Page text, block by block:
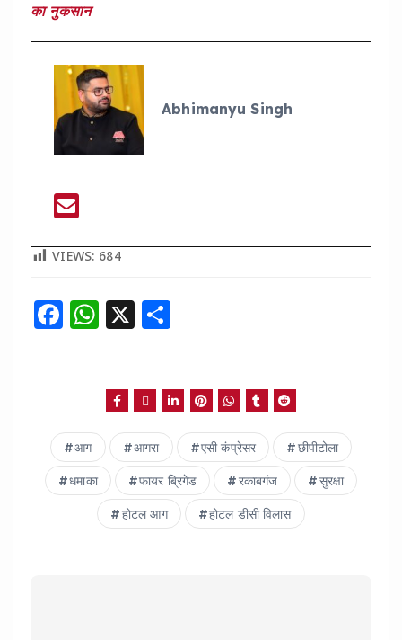
का नुकसान
Abhimanyu Singh
VIEWS: 684
F
c
b
o
o
W
a
ts
A
p
p
X
a
re
आग आगरा एसी कंप्रेसर छीपीटोला
धमाका फायर ब्रिगेड रकाबगंज सुरक्षा
होटल आग होटल डीसी विलास